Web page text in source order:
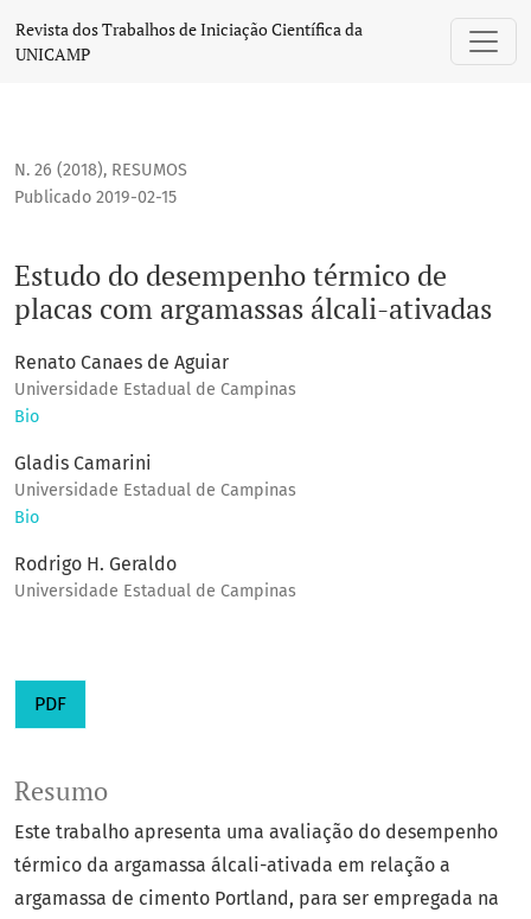
Estudo do desempenho térmico de placas com
Revista dos Trabalhos de Iniciação Científica da
UNICAMP
N. 26 (2018), RESUMOS
Estudo do desempenho térmico de
placas com argamassas álcali-ativadas
Publicado 2019-02-15
Renato Canaes de Aguiar
Universidade Estadual de Campinas
Bio
Gladis Camarini
Universidade Estadual de Campinas
Bio
Rodrigo H. Geraldo
Universidade Estadual de Campinas
PDF
Resumo
Este trabalho apresenta uma avaliação do desempenho
térmico da argamassa álcali-ativada em relação a
argamassa de cimento Portland, para ser empregada na